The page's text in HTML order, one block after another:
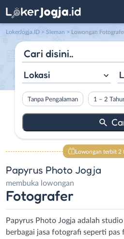
LokerJogja.ID > Sleman > Lowongan
Lokasi
Tanpa Pengalaman 1 – 2
Lowongan terbit 2
Papyrus Photo Jogja
membuka lowongan
Fotografer
Papyrus Photo Jogja adalah
berbagai jasa fotografi seperti